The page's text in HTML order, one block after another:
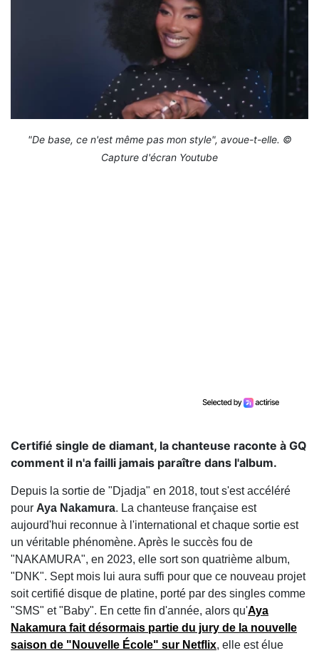
"De base, ce n'est même pas mon style", avoue-t-elle. ©
Capture d'écran Youtube
Certifié single de diamant, la chanteuse raconte à GQ
comment il n'a failli jamais paraître dans l'album.
Depuis la sortie de "Djadja" en 2018, tout s'est accéléré
pour Aya Nakamura. La chanteuse française est
aujourd'hui reconnue à l'international et chaque sortie est
un véritable phénomène. Après le succès fou de
"NAKAMURA", en 2023, elle sort son quatrième album,
"DNK". Sept mois lui aura suffi pour que ce nouveau projet
soit certifié disque de platine, porté par des singles comme
"SMS" et "Baby". En cette fin d'année, alors qu'Aya
Nakamura fait désormais partie du jury de la nouvelle
saison de "Nouvelle École" sur Netflix, elle est élue